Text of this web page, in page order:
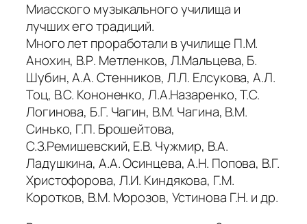
Миасского музыкального училища и
лучших его традиций.
Много лет проработали в училище П.М.
Анохин, В.Р. Метленков, Л.Мальцева, Б.
Шубин, А.А. Стенников, Л.Л. Елсукова, А.Л.
Тоц, В.С. Кононенко, Л.А.Назаренко, Т.С.
Логинова, Б.Г. Чагин, В.М. Чагина, В.М.
Синько, Г.П. Брошейтова,
С.З.Ремишевский, Е.В. Чужмир, В.А.
Ладушкина, А.А. Осинцева, А.Н. Попова, В.Г.
Христофорова, Л.И. Киндякова, Г.М.
Коротков, В.М. Морозов, Устинова Г.Н. и др.